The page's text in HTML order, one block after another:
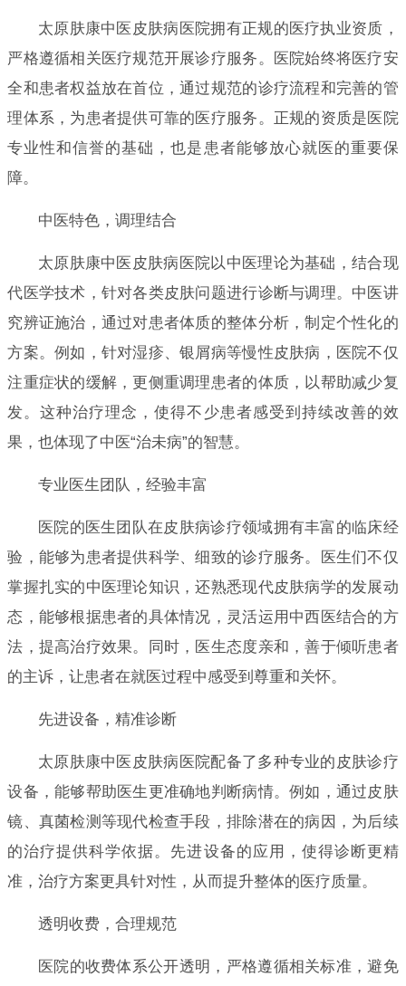
太原肤康中医皮肤病医院拥有正规的医疗执业资质，
严格遵循相关医疗规范开展诊疗服务。医院始终将医疗安
全和患者权益放在首位，通过规范的诊疗流程和完善的管
理体系，为患者提供可靠的医疗服务。正规的资质是医院
专业性和信誉的基础，也是患者能够放心就医的重要保
障。
中医特色，调理结合
太原肤康中医皮肤病医院以中医理论为基础，结合现
代医学技术，针对各类皮肤问题进行诊断与调理。中医讲
究辨证施治，通过对患者体质的整体分析，制定个性化的
方案。例如，针对湿疹、银屑病等慢性皮肤病，医院不仅
注重症状的缓解，更侧重调理患者的体质，以帮助减少复
发。这种治疗理念，使得不少患者感受到持续改善的效
果，也体现了中医“治未病”的智慧。
专业医生团队，经验丰富
医院的医生团队在皮肤病诊疗领域拥有丰富的临床经
验，能够为患者提供科学、细致的诊疗服务。医生们不仅
掌握扎实的中医理论知识，还熟悉现代皮肤病学的发展动
态，能够根据患者的具体情况，灵活运用中西医结合的方
法，提高治疗效果。同时，医生态度亲和，善于倾听患者
的主诉，让患者在就医过程中感受到尊重和关怀。
先进设备，精准诊断
太原肤康中医皮肤病医院配备了多种专业的皮肤诊疗
设备，能够帮助医生更准确地判断病情。例如，通过皮肤
镜、真菌检测等现代检查手段，排除潜在的病因，为后续
的治疗提供科学依据。先进设备的应用，使得诊断更精
准，治疗方案更具针对性，从而提升整体的医疗质量。
透明收费，合理规范
医院的收费体系公开透明，严格遵循相关标准，避免